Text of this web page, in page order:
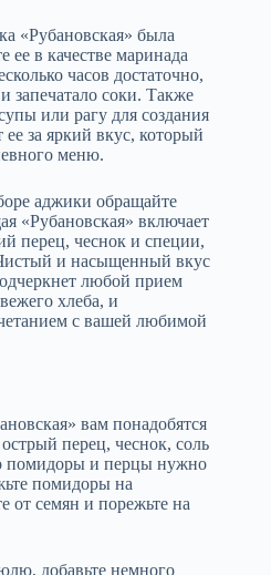
«Рубановская» была
ее в качестве маринада
часов достаточно,
запечатало соки. Также
или рагу для создания
за яркий вкус, который
меню.
аджики обращайте
«Рубановская» включает
перец, чеснок и специи,
и насыщенный вкус
любой прием
хлеба, и
с вашей любимой
вам понадобятся
перец, чеснок, соль
помидоры и перцы нужно
помидоры на
от семян и порежьте на
добавьте немного